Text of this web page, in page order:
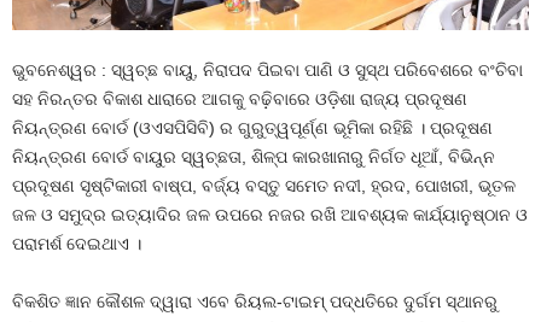
ଭୁବନେଶ୍ୱର : ସ୍ୱଚ୍ଛ ବାୟୁ, ନିରାପଦ ପିଇବା ପାଣି ଓ ସୁସ୍ଥ ପରିବେଶରେ ବଂଚିବା
ସହ ନିରନ୍ତର ବିକାଶ ଧାରାରେ ଆଗକୁ ବଢ଼ିବାରେ ଓଡ଼ିଶା ରାଜ୍ୟ ପ୍ରଦୂଷଣ
ନିୟନ୍ତ୍ରଣ ବୋର୍ଡ (ଓଏସପିସିବି) ର ଗୁରୁତ୍ୱପୂର୍ଣ୍ଣ ଭୂମିକା ରହିଛି । ପ୍ରଦୂଷଣ
ନିୟନ୍ତ୍ରଣ ବୋର୍ଡ ବାୟୁର ସ୍ୱଚ୍ଛତା, ଶିଳ୍ପ କାରଖାନାରୁ ନିର୍ଗତ ଧୂଆଁ, ବିଭିନ୍ନ
ପ୍ରଦୂଷଣ ସୃଷ୍ଟିକାରୀ ବାଷ୍ପ, ବର୍ଜ୍ୟ ବସ୍ତୁ ସମେତ ନଦୀ, ହ୍ରଦ, ପୋଖରୀ, ଭୂତଳ
ଜଳ ଓ ସମୁଦ୍ର ଇତ୍ୟାଦିର ଜଳ ଉପରେ ନଜର ରଖି ଆବଶ୍ୟକ କାର୍ଯ୍ୟାନୁଷ୍ଠାନ ଓ
ପରାମର୍ଶ ଦେଇଥାଏ ।
ବିକଶିତ ଜ୍ଞାନ କୌଶଳ ଦ୍ୱାରା ଏବେ ରିୟଲ-ଟାଇମ୍‌ ପଦ୍ଧତିରେ ଦୁର୍ଗମ ସ୍ଥାନରୁ